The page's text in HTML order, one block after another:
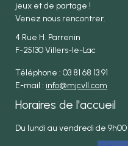
jeux et de partage !
Venez nous rencontrer.
4 Rue H. Parrenin
F-25130 Villers-le-Lac
Téléphone : 03 81 68 13 91
E-mail : info@mjcvll.com
Horaires de l'accueil
Du lundi au vendredi de 9h00